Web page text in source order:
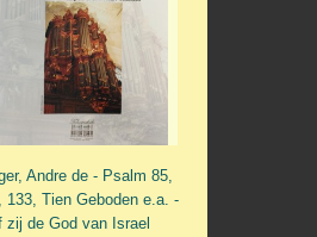
Andre de - Psalm 85,
133, Tien Geboden e.a. -
zij de God van Israel